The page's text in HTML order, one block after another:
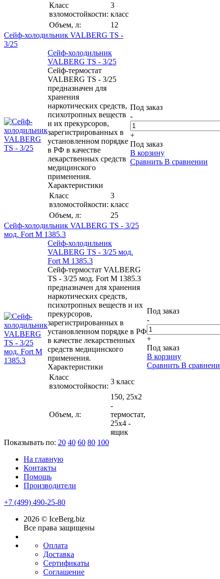
Класс
взломостойкости:
3
класс
Объем, л:
12
Сейф-холодильник VALBERG TS -
3/25
Сейф-холодильник
VALBERG TS - 3/25
Сейф-термостат
VALBERG TS - 3/25
предназначен для
хранения
наркотических средств,
психотропных веществ
и их прекурсоров,
зарегистрированных в
установленном порядке
в РФ в качестве
лекарственных средств
медицинского
применения.
Характеристики
Класс
взломостойкости:
3
класс
Объем, л:
25
Под заказ
-
+
Под заказ
В корзину
Сравнить В сравнении
Сейф-холодильник VALBERG TS - 3/25
мод. Fort М 1385.3
Сейф-холодильник
VALBERG TS - 3/25 мод.
Fort М 1385.3
Сейф-термостат VALBERG
TS - 3/25 мод. Fort М 1385.3
предназначен для хранения
наркотических средств,
психотропных веществ и их
прекурсоров,
зарегистрированных в
установленном порядке в РФ
в качестве лекарственных
средств медицинского
применения.
Характеристики
Класс
взломостойкости:
3 класс
Объем, л:
150, 25х2
-
термостат,
25х4 -
ящик
Под заказ
-
+
Под заказ
В корзину
Сравнить В
Показывать по: 20 40 60 80 100
На главную
Контакты
Помощь
Производители
+7 (499) 490-25-80
2026 © IceBerg.biz
Все права защищены
Оплата
Доставка
Сертификаты
Соглашение